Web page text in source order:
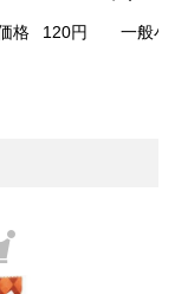
格 120円 一般小